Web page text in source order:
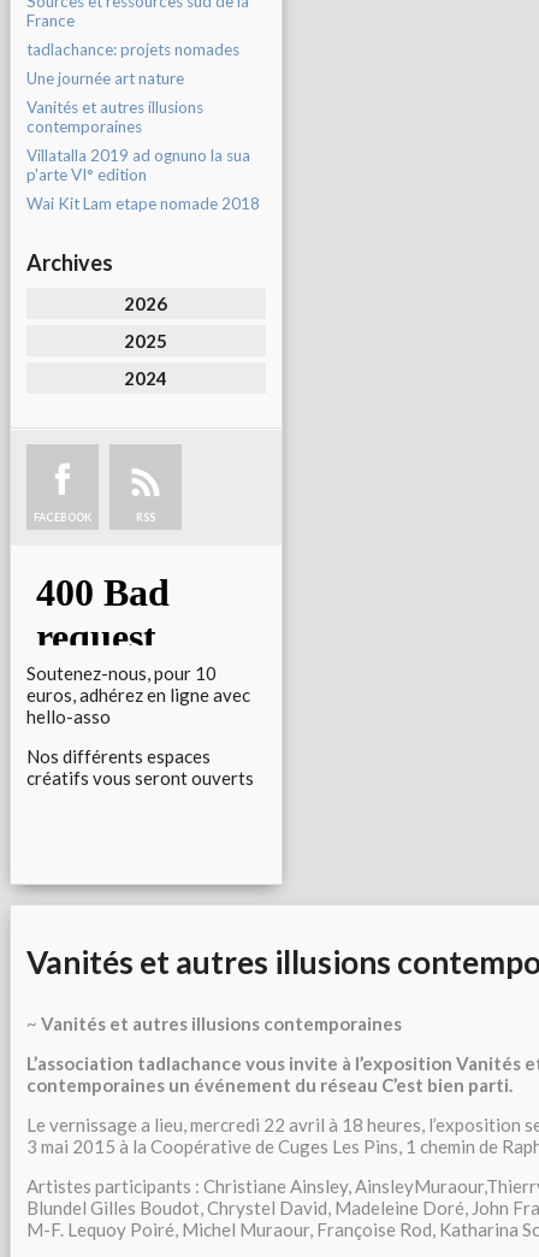
France
tadlachance: projets nomades
Une journée art nature
Vanités et autres illusions
contemporaines
Villatalla 2019 ad ognuno la sua
p'arte VI° edition
Wai Kit Lam etape nomade 2018
Archives
2026
2025
2024
FACEBOOK RSS
Soutenez-nous, pour 10
euros, adhérez en ligne avec
hello-asso
Nos différents espaces
créatifs vous seront ouverts
Vanités et autres illusions
~ Vanités et autres illusions contemporaines
L’association tadlachance vous invite à l’exposition Vanités
contemporaines un événement du réseau C’est bien parti.
Le vernissage a lieu, mercredi 22 avril à 18 heures, l’exposition
3 mai 2015 à la Coopérative de Cuges Les Pins, 1 chemin de
Artistes participants : Christiane Ainsley,
Blundel Gilles Boudot, Chrystel David, Madeleine Doré, John
M-F. Lequoy Poiré, Michel Muraour, Françoise Rod, Katharina